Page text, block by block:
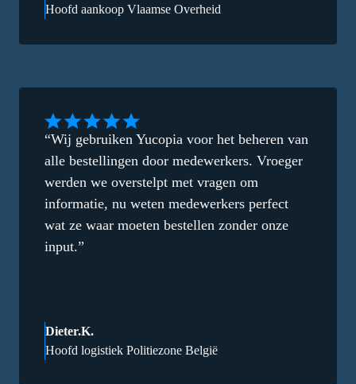
Hoofd aankoop Vlaamse Overheid
“Wij gebruiken Yucopia voor het beheren van
alle bestellingen door medewerkers. Vroeger
werden we overstelpt met vragen om
informatie, nu weten medewerkers perfect
wat ze waar moeten bestellen zonder onze
input.”
Dieter.K.
Hoofd logistiek Politiezone België